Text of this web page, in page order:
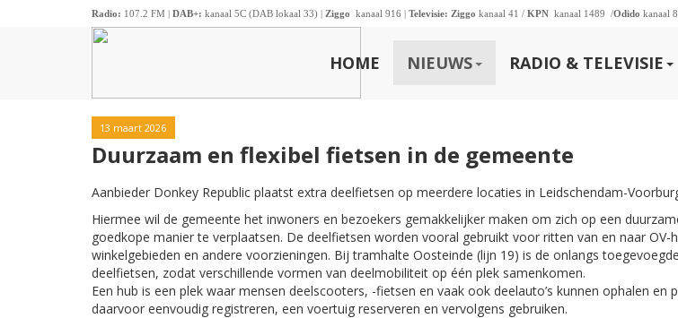
Radio: 107.2 FM | DAB+: kanaal 5C (DAB lokaal 33) | Ziggo kanaal 916 | Televisie: Ziggo kanaal 41 / KPN kanaal 1489 /Odido kanaal
HOME NIEUWS RADIO & TELEVISIE
13 maart 2026
Duurzaam en flexibel fietsen in de gemeente
Aanbieder Donkey Republic plaatst extra deelfietsen op meerdere locaties in Leidschendam-
Hiermee wil de gemeente het inwoners en bezoekers gemakkelijker maken om zich op een
goedkope manier te verplaatsen. De deelfietsen worden vooral gebruikt voor ritten van en naar OV-
winkelgebieden en andere voorzieningen. Bij tramhalte Oosteinde (lijn 19) is de onlangs
deelfietsen, zodat verschillende vormen van deelmobiliteit op één plek samenkomen.
Een hub is een plek waar mensen deelscooters, -fietsen en vaak ook deelauto’s kunnen ophalen en
daarvoor eenvoudig registreren, een voertuig reserveren en vervolgens gebruiken.